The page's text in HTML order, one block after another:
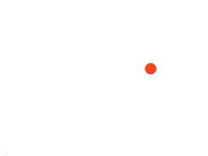
you the best experience
this website, you accept
how the website is used and
learn more or to find out how
our